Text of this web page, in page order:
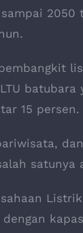
15 persen.
dengan